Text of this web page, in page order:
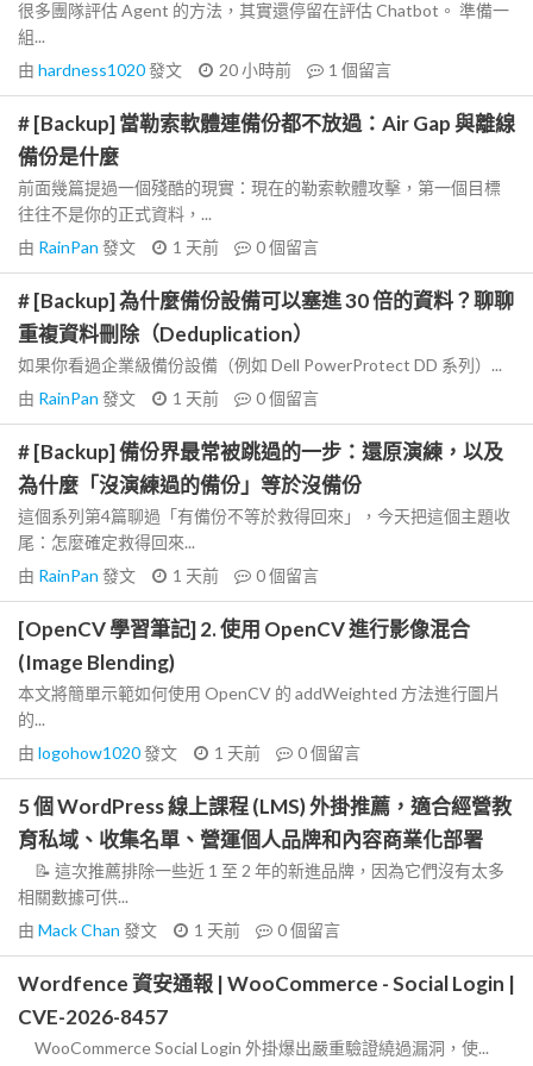
很多團隊評估 Agent 的方法，其實還停留在評估 Chatbot。 準備一
組...
由 hardness1020發文 20 小時前 1 個留言
# [Backup] 當勒索軟體連備份都不放過：Air Gap 與離線
備份是什麼
前面幾篇提過一個殘酷的現實：現在的勒索軟體攻擊，第一個目標
往往不是你的正式資料，...
由 RainPan 發文 1 天前 0個留言
# [Backup] 為什麼備份設備可以塞進 30 倍的資料？聊聊
重複資料刪除（Deduplication）
如果你看過企業級備份設備（例如 Dell PowerProtect DD 系列）...
由 RainPan 發文 1 天前 0個留言
# [Backup] 備份界最常被跳過的一步：還原演練，以及
為什麼「沒演練過的備份」等於沒備份
這個系列第4篇聊過「有備份不等於救得回來」，今天把這個主題收
尾：怎麼確定救得回來...
由 RainPan 發文 1 天前 0個留言
[OpenCV 學習筆記] 2. 使用 OpenCV 進行影像混合
(Image Blending)
本文將簡單示範如何使用 OpenCV 的 addWeighted 方法進行圖片
的...
由 logohow1020發文 1 天前 0個留言
5 個 WordPress 線上課程 (LMS) 外掛推薦，適合經營教
育私域、收集名單、營運個人品牌和內容商業化部署
📝 這次推薦排除一些近 1 至 2 年的新進品牌，因為它們沒有太多
相關數據可供...
由 Mack Chan 發文 1 天前 0個留言
Wordfence 資安通報 | WooCommerce - Social Login |
CVE-2026-8457
WooCommerce Social Login 外掛爆出嚴重驗證繞過漏洞，使...